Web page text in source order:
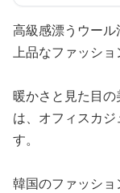
高級感漂うウー
上品なファッショ
暖かさと見た目
は、オフィスカ
す。
韓国のファッシ